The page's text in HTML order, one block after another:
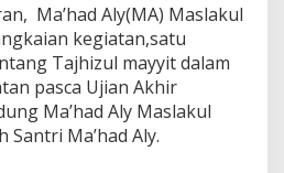
Ma’had Aly(MA) Maslakul
kegiatan,satu
Tajhizul mayyit dalam
pasca Ujian Akhir
Ma’had Aly Maslakul
Ma’had Aly.